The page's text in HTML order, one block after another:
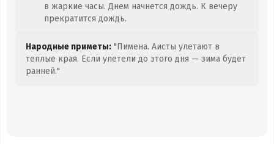
в жаркие часы. Днем начнется дождь. К вечеру
прекратится дождь.
Народные приметы: "Пимена. Аисты улетают в
теплые края. Если улетели до этого дня — зима будет
ранней."